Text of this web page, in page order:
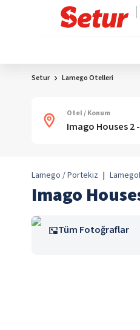
Setur Lamego Otelleri
Otel / Konum
Lamego / Portekiz | Lamego
Imago
Tüm Fotoğraflar